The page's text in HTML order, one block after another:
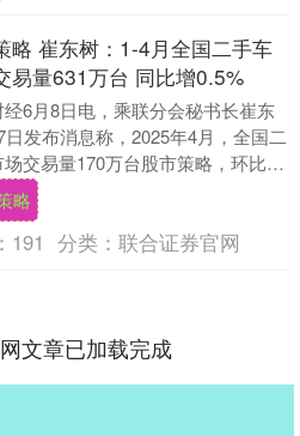
略 崔东树：1-4月全国二手车
易量631万台 同比增0.5%
6月8日电，乘联分会秘书长崔东
日发布消息称，2025年4月，全国二
交易量170万台股市策略，环比降
比增长1.3%，交易金额为11....
略
191 分类： 联合证券官网
文章已加载完成